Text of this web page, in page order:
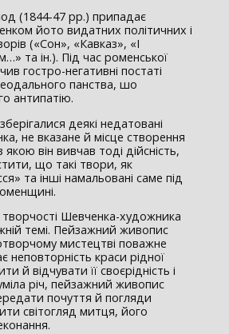
(1844-47 рр.) припадає
йото видатних політичних і
(«Сон», «Кавказ», «І
та ін.). Під час роменської
гостро-негативні постаті
панства, шо
антипатію.
деякі недатовані
не вказане й місце створення
якою він вивчав тоді дійсність,
що такі твори, як
та інші намальовані саме під
Шевченка-художника
темі. Пейзажний живопис
мистецтві поважне
неповторність краси рідної
й відчувати її своєрідність і
річ, пейзажний живопис
почуття й погляди
світогляд митця, його